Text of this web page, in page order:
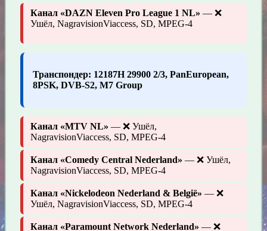
Канал «DAZN Eleven Pro League 1 NL» — ❌
Ушёл, NagravisionViaccess, SD, MPEG-4
Транспондер: 12187H 29900 2/3, PanEuropean,
8PSK, DVB-S2, M7 Group
Канал «MTV NL» — ❌ Ушёл,
NagravisionViaccess, SD, MPEG-4
Канал «Comedy Central Nederland» — ❌ Ушёл,
NagravisionViaccess, SD, MPEG-4
Канал «Nickelodeon Nederland & België» — ❌
Ушёл, NagravisionViaccess, SD, MPEG-4
Канал «Paramount Network Nederland» — ❌